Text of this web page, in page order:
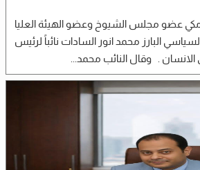
عضو مجلس الشيوخ وعضو الهيئة العليا
البارز محمد انور السادات نائباً لرئيس
. وقال النائب محمد...